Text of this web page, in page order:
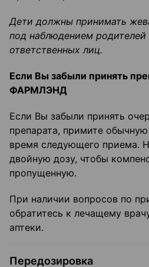
Дети должны принимать
под наблюдением родителей
ответственных лиц.
Если Вы забыли принять
ФАРМЛЭНД
Если Вы забыли принять
препарата, примите обычную
время следующего приема.
двойную дозу, чтобы
пропущенную.
При наличии вопросов по
обратитесь к лечащему
аптеки.
Передозировка